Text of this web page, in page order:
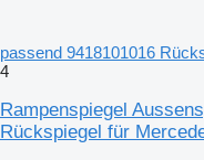
passend 9418101016
4
Rampenspiegel
Rückspiegel für